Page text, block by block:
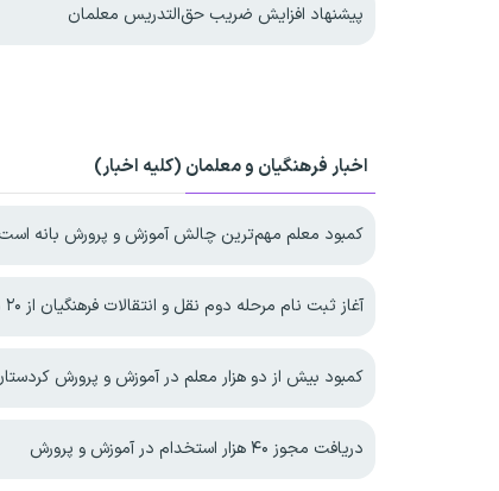
پیشنهاد افزایش ضریب حق‌التدریس معلمان
اخبار فرهنگیان و معلمان (کلیه اخبار)
کمبود معلم مهم‌ترین چالش آموزش و پرورش بانه است
آغاز ثبت نام مرحله دوم نقل و انتقالات فرهنگیان از ۲۰ مرداد ۱۴۰۵
کمبود بیش از دو هزار معلم در آموزش و پرورش
دریافت مجوز ۴۰ هزار استخدام در آموزش و پرورش